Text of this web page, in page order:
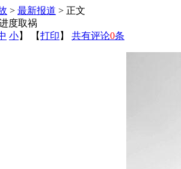
> 最新报道 > 正文
度取祸
小】 【打印 】 共有评论0条